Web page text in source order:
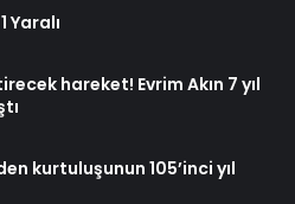
Yaralı
hareket! Evrim Akın 7 yıl
kurtuluşunun 105’inci yıl